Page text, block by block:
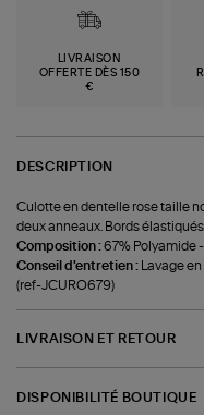
LIVRAISON
OFFERTE DÈS 150
€
DESCRIPTION
Culotte en dentelle rose taille
deux anneaux. Bords
Composition :67% Polyamide
Conseil d'entretien :
Lavage
(ref-JCURO679)
LIVRAISON ET RETOUR
DISPONIBILITÉ BOUTIQUE